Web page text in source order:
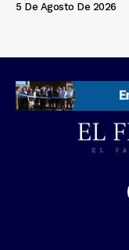
5 De Agosto De 2026